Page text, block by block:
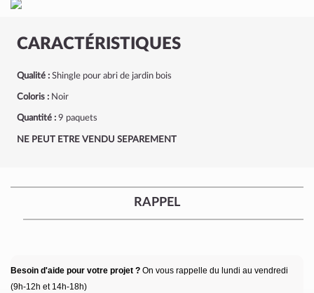
CARACTÉRISTIQUES
Qualité : Shingle pour abri de jardin bois
Coloris : Noir
Quantité : 9 paquets
NE PEUT ETRE VENDU SEPAREMENT
RAPPEL
Besoin d'aide pour votre projet ? On vous rappelle du lundi au vendredi
(9h-12h et 14h-18h)